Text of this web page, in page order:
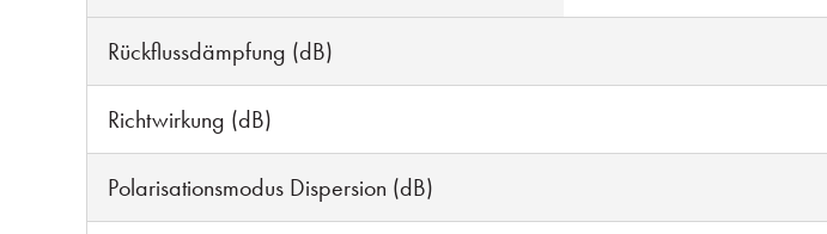
Rückflussdämpfung (dB)
Richtwirkung (dB)
Polarisationsmodus Dispersion (dB)